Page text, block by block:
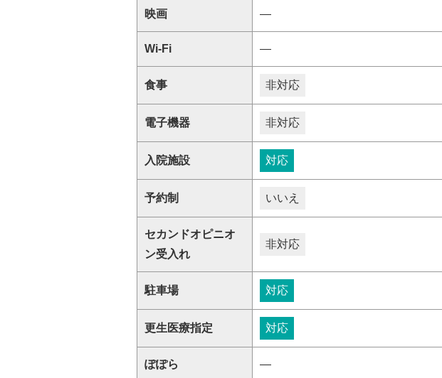
映画 ―
Wi-Fi ―
食事 非対応
電子機器 非対応
入院施設 対応
予約制 いいえ
セカンドオピニオ
ン受入れ
非対応
駐車場 対応
更生医療指定 対応
ぽぽら ―